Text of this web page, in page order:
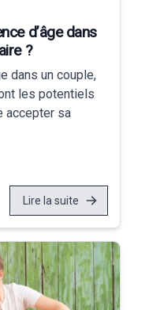
d’âge dans
?
dans un couple,
les potentiels
accepter sa
Lire la suite